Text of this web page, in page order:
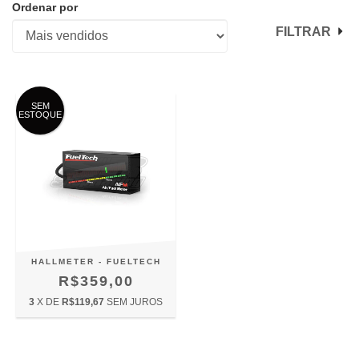
Ordenar por
FILTRAR
SEM
ESTOQUE
HALLMETER - FUELTECH
R$359,00
3 X DE R$119,67 SEM JUROS